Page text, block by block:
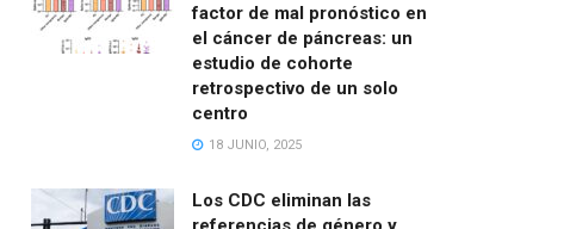
factor de mal pronóstico en
el cáncer de páncreas: un
estudio de cohorte
retrospectivo de un solo
centro
18 JUNIO, 2025
Los CDC eliminan las